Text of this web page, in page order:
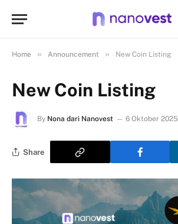
Home » Announcement » New Coin Listing
New Coin Listing
By Nona dari Nanovest 6 Oktober 2025
Share